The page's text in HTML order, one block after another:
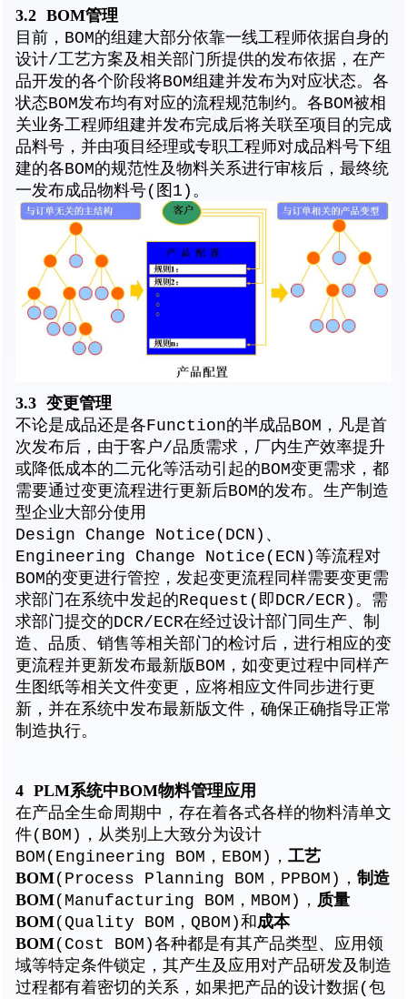
3.2 BOM管理
目前，BOM的组建大部分依靠一线工程师依据自身的
设计/工艺方案及相关部门所提供的发布依据，在产
品开发的各个阶段将BOM组建并发布为对应状态。各
状态BOM发布均有对应的流程规范制约。各BOM被相
关业务工程师组建并发布完成后将关联至项目的完成
品料号，并由项目经理或专职工程师对成品料号下组
建的各BOM的规范性及物料关系进行审核后，最终统
一发布成品物料号(图1)。
3.3 变更管理
不论是成品还是各Function的半成品BOM，凡是首
次发布后，由于客户/品质需求，厂内生产效率提升
或降低成本的二元化等活动引起的BOM变更需求，都
需要通过变更流程进行更新后BOM的发布。生产制造
型企业大部分使用
Design Change Notice(DCN)、
Engineering Change Notice(ECN)等流程对
BOM的变更进行管控，发起变更流程同样需要变更需
求部门在系统中发起的Request(即DCR/ECR)。需
求部门提交的DCR/ECR在经过设计部门同生产、制
造、品质、销售等相关部门的检讨后，进行相应的变
更流程并更新发布最新版BOM，如变更过程中同样产
生图纸等相关文件变更，应将相应文件同步进行更
新，并在系统中发布最新版文件，确保正确指导正常
制造执行。
4 PLM系统中BOM物料管理应用
在产品全生命周期中，存在着各式各样的物料清单文
件(BOM)，从类别上大致分为设计
BOM(Engineering BOM，EBOM)， 工艺
BOM(Process Planning BOM，PPBOM)， 制造
BOM(Manufacturing BOM，MBOM)， 质量
BOM(Quality BOM，QBOM)和成本
BOM(Cost BOM)各种都是有其产品类型、应用领
域等特定条件锁定，其产生及应用对产品研发及制造
过程都有着密切的关系，如果把产品的设计数据(包